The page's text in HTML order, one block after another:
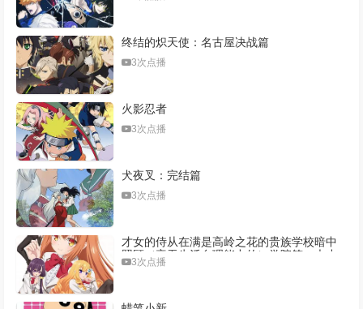
终结的炽天使：名古屋决战篇
3次点播
火影忍者
3次点播
犬夜叉：完结篇
3次点播
才女的侍从在满是高岭之花的贵族学校暗中
照顾（毫无生活自理能力的）学院第一大小
姐3次点播